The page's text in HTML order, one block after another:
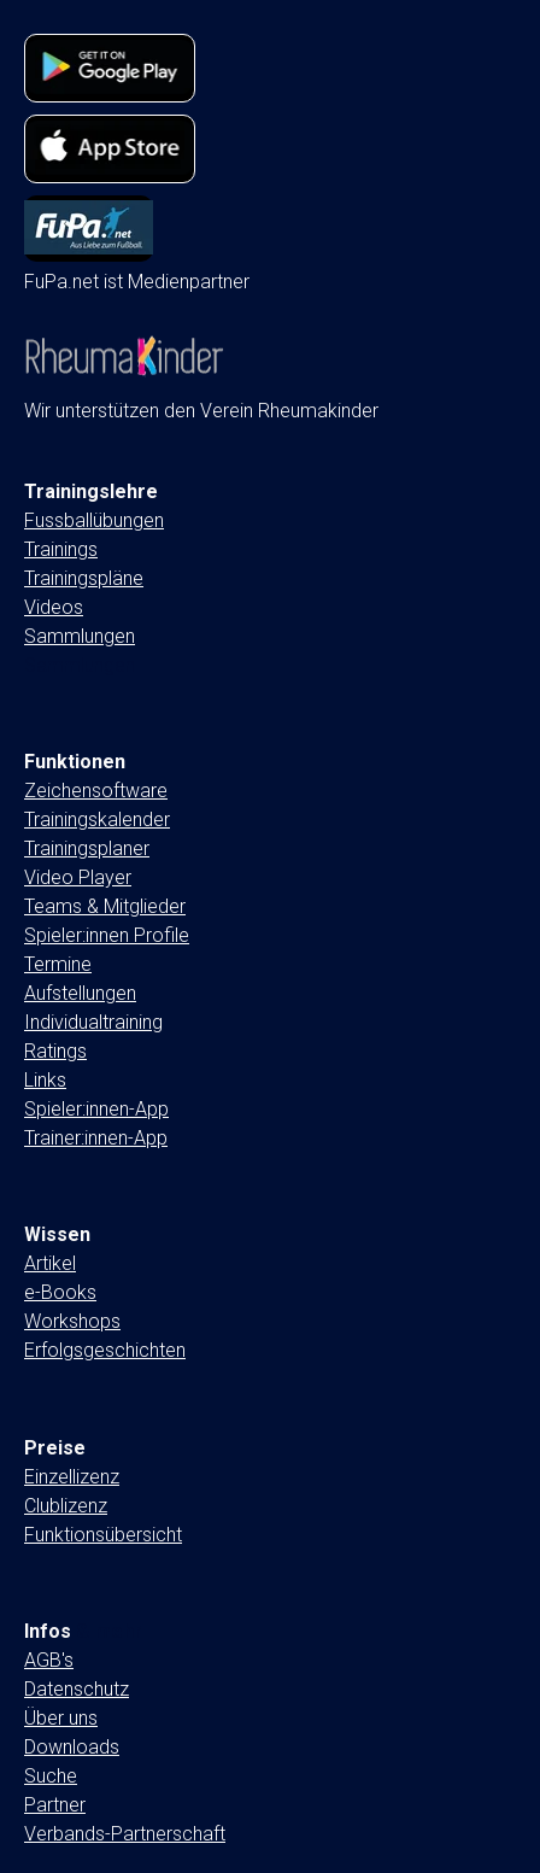
FuPa.net ist Medienpartner
Wir unterstützen den Verein Rheumakinder
Trainingslehre
Fussballübungen
Trainings
Trainingspläne
Videos
Sammlungen
Funktionen
Zeichensoftware
Trainingskalender
Trainingsplaner
Video Player
Teams & Mitglieder
Spieler:innen Profile
Termine
Aufstellungen
Individualtraining
Ratings
Links
Spieler:innen-App
Trainer:innen-App
Wissen
Artikel
e-Books
Workshops
Erfolgsgeschichten
Preise
Einzellizenz
Clublizenz
Funktionsübersicht
Infos
AGB's
Datenschutz
Über uns
Downloads
Suche
Partner
Verbands-Partnerschaft